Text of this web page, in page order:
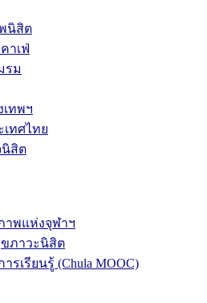
นิสิต
าเฟ่
รม
ทพฯ
ทศไทย
นิสิต
าพแห่งจุฬาฯ
ภาวะนิสิต
รเรียนรู้ (Chula MOOC)